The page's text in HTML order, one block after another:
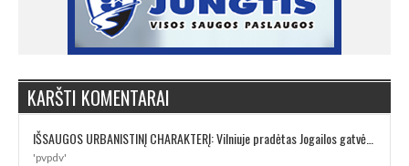
KARŠTI KOMENTARAI
'pvpdv'